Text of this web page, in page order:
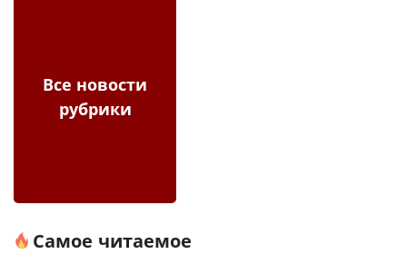
Все новости
рубрики
Самое читаемое